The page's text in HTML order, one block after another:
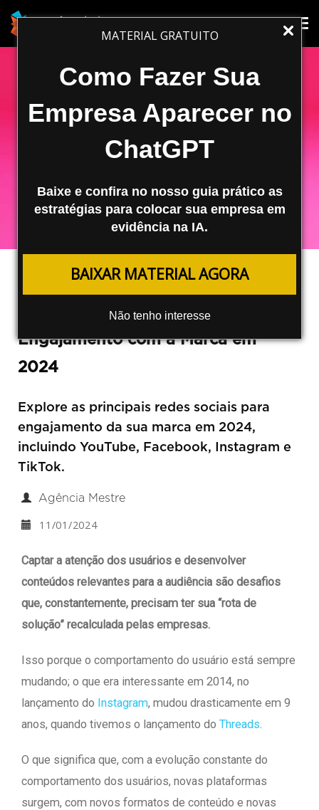
MATERIAL GRATUITO
Como Fazer Sua
Empresa Aparecer no
ChatGPT
Baixe e confira no nosso guia prático as
estratégias para colocar sua empresa em
evidência na IA.
BAIXAR MATERIAL AGORA
Não tenho interesse
Pesquisa Mostra as Redes Sociais
Ideais para Aumentar o
Engajamento com a Marca em
2024
Explore as principais redes sociais para
engajamento da sua marca em 2024,
incluindo YouTube, Facebook, Instagram e
TikTok.
Agência Mestre
11/01/2024
Captar a atenção dos usuários e desenvolver
conteúdos relevantes para a audiência são desafios
que, constantemente, precisam ter sua “rota de
solução” recalculada pelas empresas.
Isso porque o comportamento do usuário está sempre
mudando; o que era interessante em 2014, no
lançamento do Instagram, mudou drasticamente em 9
anos, quando tivemos o lançamento do Threads.
O que significa que, com a evolução constante do
comportamento dos usuários, novas plataformas
surgem, com novos formatos de conteúdo e novas